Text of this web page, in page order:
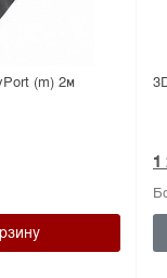
(m) 2м
1